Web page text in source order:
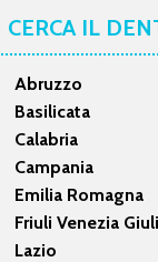
CERCA IL
Abruzzo
Basilicata
Calabria
Campania
Emilia Romagna
Friuli Venezia
Lazio